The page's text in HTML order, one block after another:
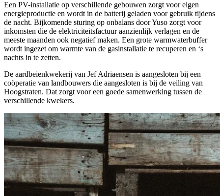
Een PV-installatie op verschillende gebouwen zorgt voor eigen
energieproductie en wordt in de batterij geladen voor gebruik tijdens
de nacht. Bijkomende sturing op onbalans door Yuso zorgt voor
inkomsten die de elektriciteitsfactuur aanzienlijk verlagen en de
meeste maanden ook negatief maken. Een grote warmwaterbuffer
wordt ingezet om warmte van de gasinstallatie te recuperen en ‘s
nachts in te zetten.
De aardbeienkwekerij van Jef Adriaensen is aangesloten bij een
coöperatie van landbouwers die aangesloten is bij de veiling van
Hoogstraten. Dat zorgt voor een goede samenwerking tussen de
verschillende kwekers.